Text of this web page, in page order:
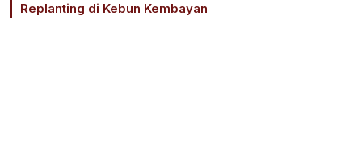
Replanting di Kebun Kembayan